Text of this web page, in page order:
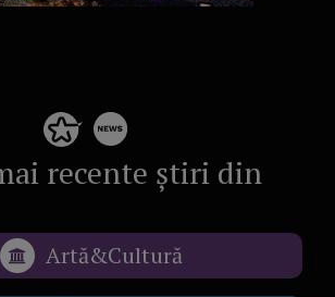
recente știri din
Artă&Cultură